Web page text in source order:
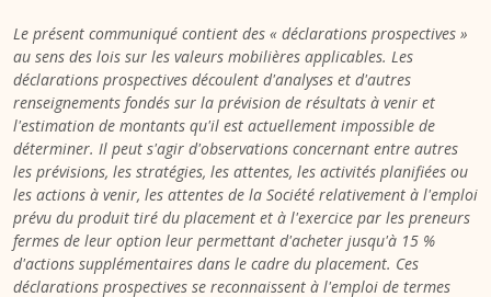
Le présent communiqué contient des « déclarations prospectives »
au sens des lois sur les valeurs mobilières applicables. Les
déclarations prospectives découlent d'analyses et d'autres
renseignements fondés sur la prévision de résultats à venir et
l'estimation de montants qu'il est actuellement impossible de
déterminer. Il peut s'agir d'observations concernant entre autres
les prévisions, les stratégies, les attentes, les activités planifiées ou
les actions à venir, les attentes de la Société relativement à l'emploi
prévu du produit tiré du placement et à l'exercice par les preneurs
fermes de leur option leur permettant d'acheter jusqu'à 15 %
d'actions supplémentaires dans le cadre du placement. Ces
déclarations prospectives se reconnaissent à l'emploi de termes